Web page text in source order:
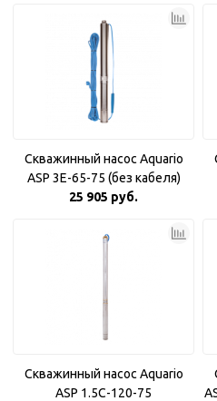
Скважинный насос Aquario
ASP 3E-65-75 (без кабеля)
25 905 руб.
Скважинный насос Aquario
ASP 1.5С-120-75